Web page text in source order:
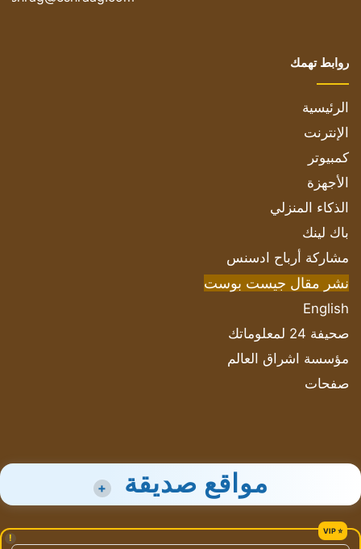
روابط تهمك
الرئيسية
الإنترنت
كمبيوتر
الأجهزة
الذكاء المنزلي
باك لينك
مشاركة أرباح ادسنس
نشر مقال جيست بوست
English
صحيفة 24 لمعلوماتك
مؤسسة اشراق العالم
صفحات
مواقع صديقة +
!